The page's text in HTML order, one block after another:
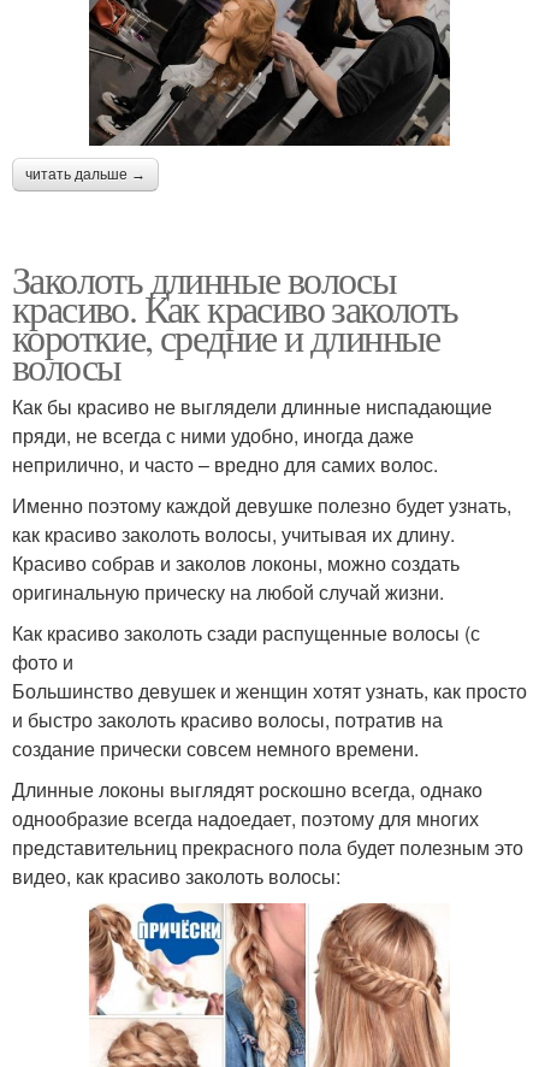
читать дальше →
Заколоть длинные волосы
красиво. Как красиво заколоть
короткие, средние и длинные
волосы
Как бы красиво не выглядели длинные ниспадающие
пряди, не всегда с ними удобно, иногда даже
неприлично, и часто – вредно для самих волос.
Именно поэтому каждой девушке полезно будет узнать,
как красиво заколоть волосы, учитывая их длину.
Красиво собрав и заколов локоны, можно создать
оригинальную прическу на любой случай жизни.
Как красиво заколоть сзади распущенные волосы (с
фото и
Большинство девушек и женщин хотят узнать, как просто
и быстро заколоть красиво волосы, потратив на
создание прически совсем немного времени.
Длинные локоны выглядят роскошно всегда, однако
однообразие всегда надоедает, поэтому для многих
представительниц прекрасного пола будет полезным это
видео, как красиво заколоть волосы: